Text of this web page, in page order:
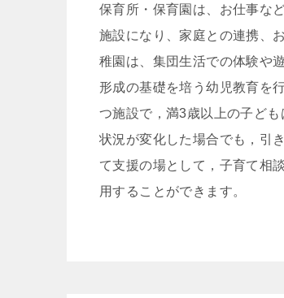
保育所・保育園は、お仕事な
施設になり、家庭との連携、
稚園は、集団生活での体験や
形成の基礎を培う幼児教育を
つ施設で，満3歳以上の子ど
状況が変化した場合でも，引
て支援の場として，子育て相
用することができます。